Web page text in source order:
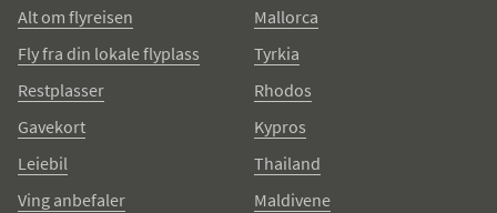
Alt om flyreisen
Fly fra din lokale flyplass
Restplasser
Gavekort
Leiebil
Ving anbefaler
Mallorca
Tyrkia
Rhodos
Kypros
Thailand
Maldivene